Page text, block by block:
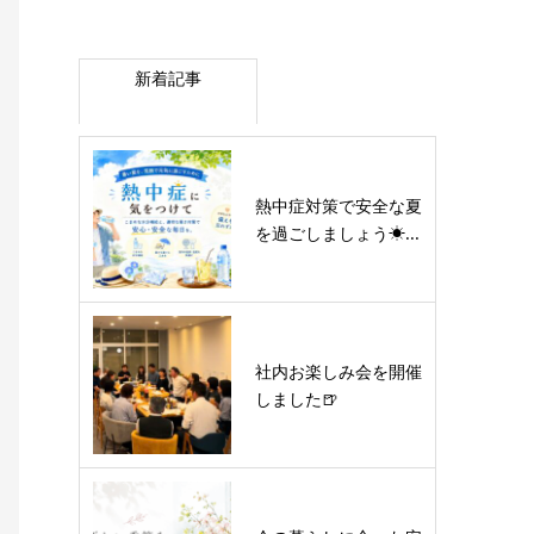
新着記事
熱中症対策で安全な夏
を過ごしましょう☀...
社内お楽しみ会を開催
しました🍺